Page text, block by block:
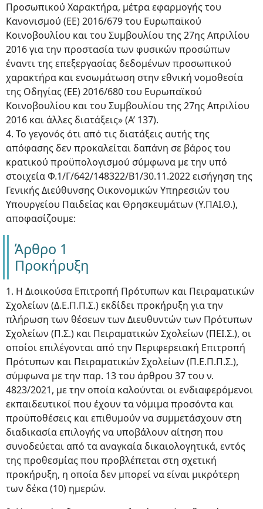
Προσωπικού Χαρακτήρα, μέτρα εφαρμογής του
Κανονισμού (ΕΕ) 2016/679 του Ευρωπαϊκού
Κοινοβουλίου και του Συμβουλίου της 27ης Απριλίου
2016 για την προστασία των φυσικών προσώπων
έναντι της επεξεργασίας δεδομένων προσωπικού
χαρακτήρα και ενσωμάτωση στην εθνική νομοθεσία
της Οδηγίας (ΕΕ) 2016/680 του Ευρωπαϊκού
Κοινοβουλίου και του Συμβουλίου της 27ης Απριλίου
2016 και άλλες διατάξεις» (Α’ 137).
4. Το γεγονός ότι από τις διατάξεις αυτής της
απόφασης δεν προκαλείται δαπάνη σε βάρος του
κρατικού προϋπολογισμού σύμφωνα με την υπό
στοιχεία Φ.1/Γ/642/148322/Β1/30.11.2022 εισήγηση της
Γενικής Διεύθυνσης Οικονομικών Υπηρεσιών του
Υπουργείου Παιδείας και Θρησκευμάτων (Υ.ΠΑΙ.Θ.),
αποφασίζουμε:
Άρθρο 1
Προκήρυξη
1. Η Διοικούσα Επιτροπή Πρότυπων και Πειραματικών
Σχολείων (Δ.Ε.Π.Π.Σ.) εκδίδει προκήρυξη για την
πλήρωση των θέσεων των Διευθυντών των Πρότυπων
Σχολείων (Π.Σ.) και Πειραματικών Σχολείων (ΠΕΙ.Σ.), οι
οποίοι επιλέγονται από την Περιφερειακή Επιτροπή
Πρότυπων και Πειραματικών Σχολείων (Π.Ε.Π.Π.Σ.),
σύμφωνα με την παρ. 13 του άρθρου 37 του ν.
4823/2021, με την οποία καλούνται οι ενδιαφερόμενοι
εκπαιδευτικοί που έχουν τα νόμιμα προσόντα και
προϋποθέσεις και επιθυμούν να συμμετάσχουν στη
διαδικασία επιλογής να υποβάλουν αίτηση που
συνοδεύεται από τα αναγκαία δικαιολογητικά, εντός
της προθεσμίας που προβλέπεται στη σχετική
προκήρυξη, η οποία δεν μπορεί να είναι μικρότερη
των δέκα (10) ημερών.